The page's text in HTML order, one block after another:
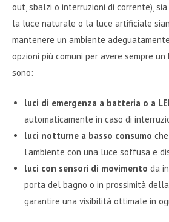
out, sbalzi o interruzioni di corrente),
la luce naturale o la luce artificiale
mantenere un ambiente
opzioni più comuni per avere sempre
sono:
luci di emergenza a batteria o a
automaticamente in caso di
luci notturne a basso consumo
l’ambiente con una luce soffusa e
luci con sensori di movimento da
porta del bagno o in prossimità
garantire una visibilità ottimale in